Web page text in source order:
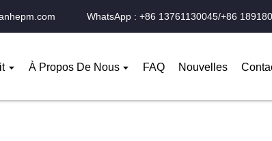
WhatsApp : +86 13761130045/+86
À Propos De Nous FAQ Nouvelles